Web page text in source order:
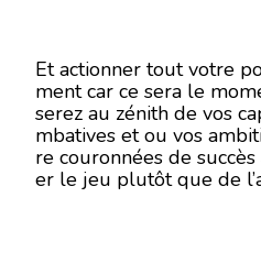
Et actionner tout votre
ment car ce sera le
serez au zénith de vos
mbatives et ou vos
re couronnées de succès
er le jeu plutôt que de